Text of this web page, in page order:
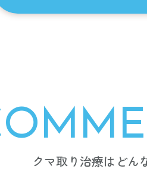
クマ取り治療はどん